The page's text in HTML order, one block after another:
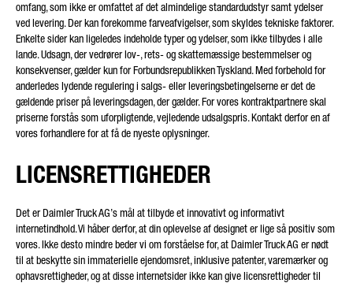
DIT LAND*
E-MAIL*
TELEFONNUMMER*
omfang, som ikke er omfattet af det almindelige standardudstyr samt ydelser
ved levering. Der kan forekomme farveafvigelser, som skyldes tekniske faktorer.
Enkelte sider kan ligeledes indeholde typer og ydelser, som ikke tilbydes i alle
lande. Udsagn, der vedrører lov-, rets- og skattemæssige bestemmelser og
konsekvenser, gælder kun for Forbundsrepublikken Tyskland. Med forbehold for
anderledes lydende regulering i salgs- eller leveringsbetingelserne er det de
gældende priser på leveringsdagen, der gælder. For vores kontraktpartnere skal
priserne forstås som uforpligtende, vejledende udsalgspris. Kontakt derfor en af
vores forhandlere for at få de nyeste oplysninger.
LICENSRETTIGHEDER
Det er Daimler Truck AG’s mål at tilbyde et innovativt og informativt
internetindhold. Vi håber derfor, at din oplevelse af designet er lige så positiv som
vores. Ikke desto mindre beder vi om forståelse for, at Daimler Truck AG er nødt
til at beskytte sin immaterielle ejendomsret, inklusive patenter, varemærker og
ophavsrettigheder, og at disse internetsider ikke kan give licensrettigheder til